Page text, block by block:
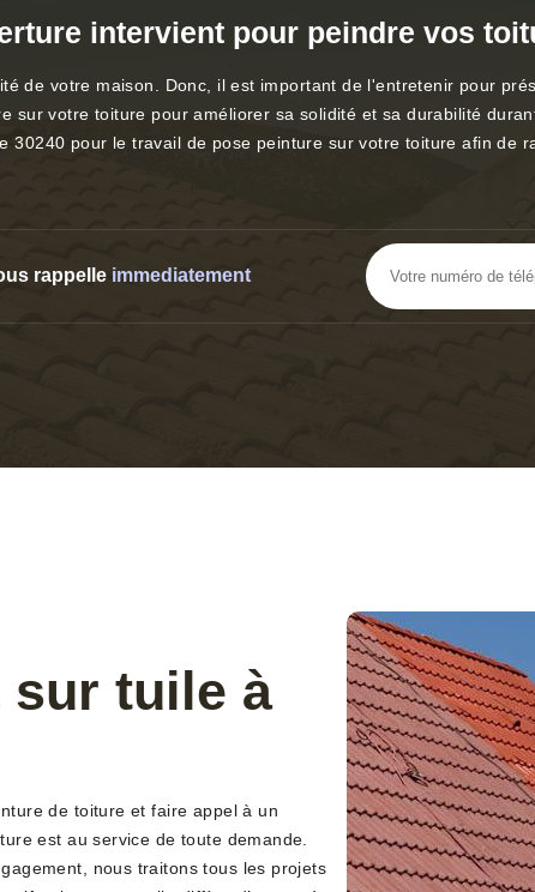
intervient pour peindre vos
de votre maison. Donc, il est important de l'entretenir pour
sur votre toiture pour améliorer sa solidité et sa durabilité
30240 pour le travail de pose peinture sur votre toiture afin de
rappelle immediatement
sur tuile à
de toiture et faire appel à un
est au service de toute demande.
nous traitons tous les projets